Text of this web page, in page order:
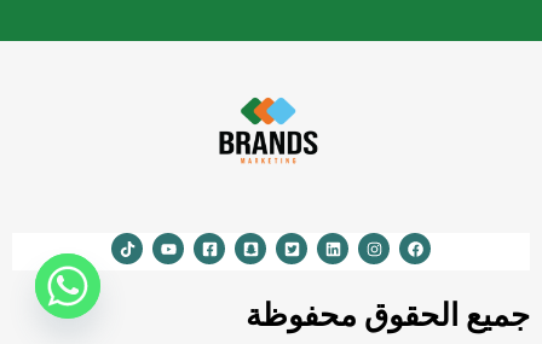
جميع الحقوق محفوظة